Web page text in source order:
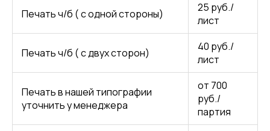
Печать ч/б ( с одной стороны)
25 руб./
лист
Печать ч/б ( с двух сторон)
40 руб./
лист
Печать в нашей типографии
уточнить у менеджера
от 700
руб./
партия